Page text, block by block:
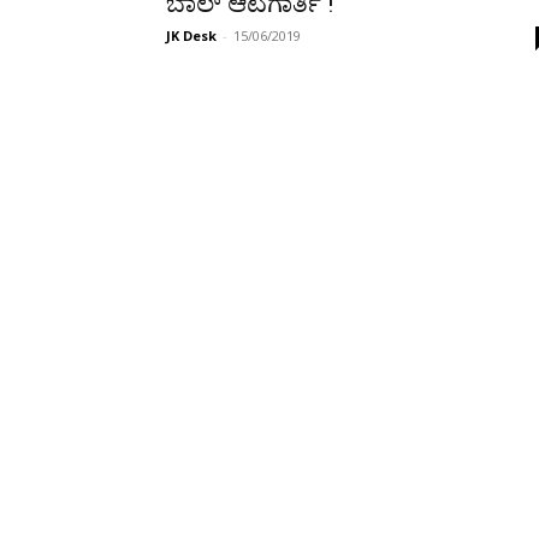
JK Desk - 15/06/2019